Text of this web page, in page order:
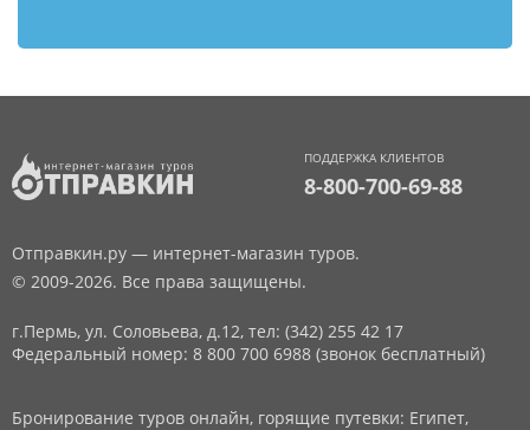
ПОДДЕРЖКА КЛИЕНТОВ
8-800-700-69-88
Отправкин.ру — интернет-магазин туров.
© 2009-2026. Все права защищены.
г.Пермь, ул. Соловьева, д.12, тел: (342) 255 42 17
Федеральный номер: 8 800 700 6988 (звонок бесплатный)
Бронирование туров онлайн, горящие путевки: Египет,